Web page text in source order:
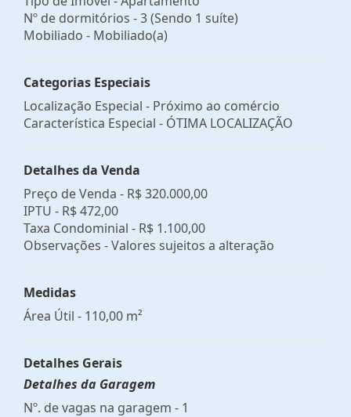
Nº de dormitórios - 3 (Sendo 1 suíte)
Mobiliado - Mobiliado(a)
Categorias Especiais
Localização Especial - Próximo ao comércio
Característica Especial - ÓTIMA LOCALIZAÇÃO
Detalhes da Venda
Preço de Venda - R$ 320.000,00
IPTU - R$ 472,00
Taxa Condominial - R$ 1.100,00
Observações - Valores sujeitos a alteração
Medidas
Área Útil - 110,00 m²
Detalhes Gerais
Detalhes da Garagem
Nº. de vagas na garagem - 1